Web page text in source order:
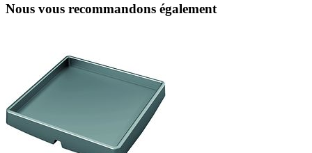
Nous vous recommandons également